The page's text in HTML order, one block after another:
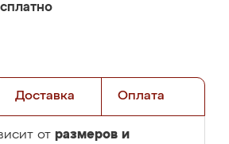
Доставка Оплата
от размеров и